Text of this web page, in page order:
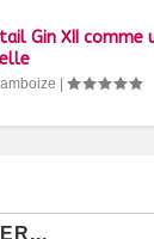
Gin XII comme
|